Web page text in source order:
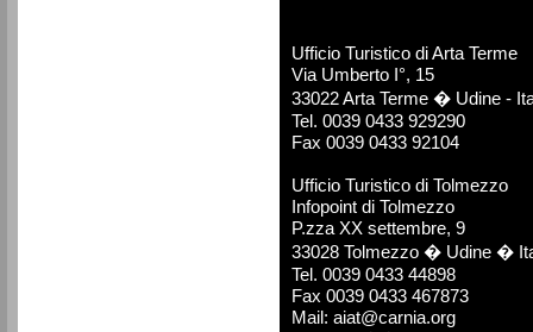
Ufficio Turistico di Arta Terme
Via Umberto I°, 15
33022 Arta Terme � Udine -
Tel. 0039 0433 929290
Fax 0039 0433 92104
Ufficio Turistico di Tolmezzo
Infopoint di Tolmezzo
P.zza XX settembre, 9
33028 Tolmezzo � Udine �
Tel. 0039 0433 44898
Fax 0039 0433 467873
Mail: aiat@carnia.org